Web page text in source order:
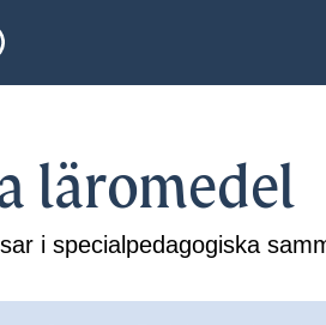
läromedel
i specialpedagogiska